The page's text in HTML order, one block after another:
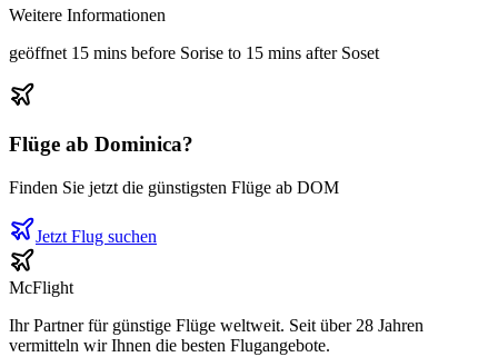
Weitere Informationen
geöffnet 15 mins before Sorise to 15 mins after Soset
Flüge ab Dominica?
Finden Sie jetzt die günstigsten Flüge ab DOM
Jetzt Flug suchen
McFlight
Ihr Partner für günstige Flüge weltweit. Seit über 28 Jahren
vermitteln wir Ihnen die besten Flugangebote.